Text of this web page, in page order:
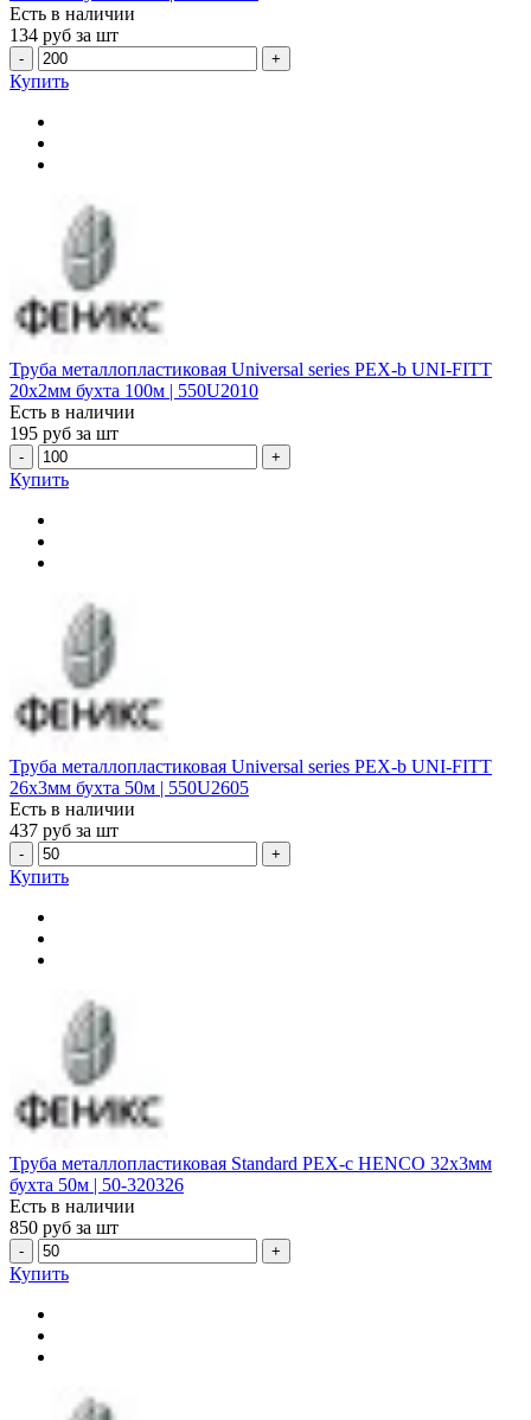
Есть в наличии
134 руб за шт
- +
Купить
Труба металлопластиковая Universal series PEX-b UNI-FITT
20х2мм бухта 100м | 550U2010
Есть в наличии
195 руб за шт
- +
Купить
Труба металлопластиковая Universal series PEX-b UNI-FITT
26х3мм бухта 50м | 550U2605
Есть в наличии
437 руб за шт
- +
Купить
Труба металлопластиковая Standard PEX-c HENCO 32х3мм
бухта 50м | 50-320326
Есть в наличии
850 руб за шт
- +
Купить